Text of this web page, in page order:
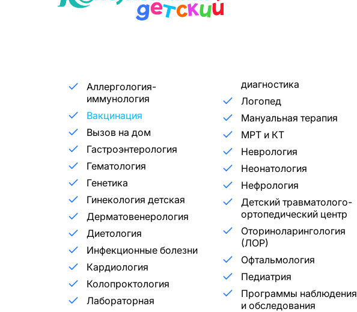
Аллергология-
иммунология
Вакцинация
Вызов на дом
Гастроэнтерология
Гематология
Генетика
Гинекология детская
Дерматовенерология
Диетология
Инфекционные болезни
Кардиология
Колопроктология
Лабораторная
диагностика
Логопед
Мануальная терапия
МРТ и КТ
Неврология
Неонатология
Нефрология
Детский травматолого-
ортопедический центр
Оториноларингология
(ЛОР)
Офтальмология
Педиатрия
Программы наблюдения
и обследования